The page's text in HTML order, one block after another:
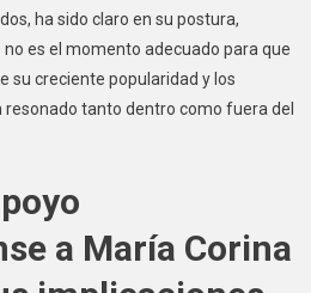
ha sido claro en su postura,
es el momento adecuado para que
su creciente popularidad y los
resonado tanto dentro como fuera del
a María Corina